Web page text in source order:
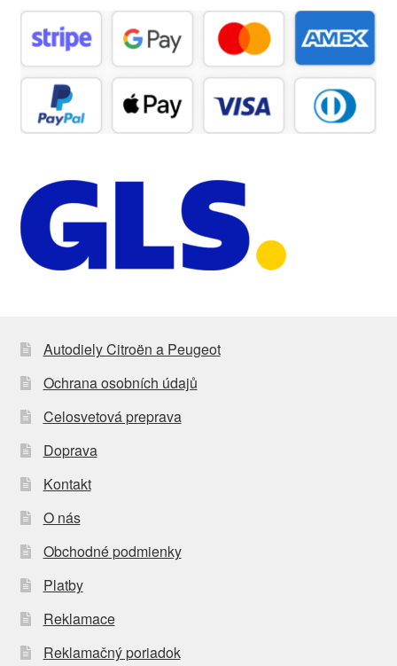
Autodiely Citroën a Peugeot
Ochrana osobních údajů
Celosvetová preprava
Doprava
Kontakt
O nás
Obchodné podmienky
Platby
Reklamace
Reklamačný poriadok